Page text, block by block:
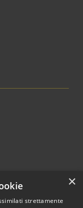
×
strettamente